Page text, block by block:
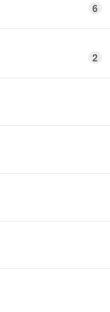
6
2